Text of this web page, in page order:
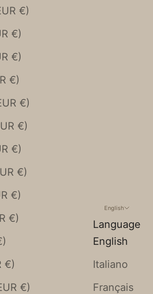
Denmark (EUR €)
Estonia (EUR €)
Finland (EUR €)
France (EUR €)
Germany (EUR €)
Gibraltar (EUR €)
Greece (EUR €)
Hungary (EUR €)
Iceland (EUR €)
Ireland (EUR €)
€)
Latvia (EUR €)
Lithuania (EUR €)
English
Language
English
Italiano
Français